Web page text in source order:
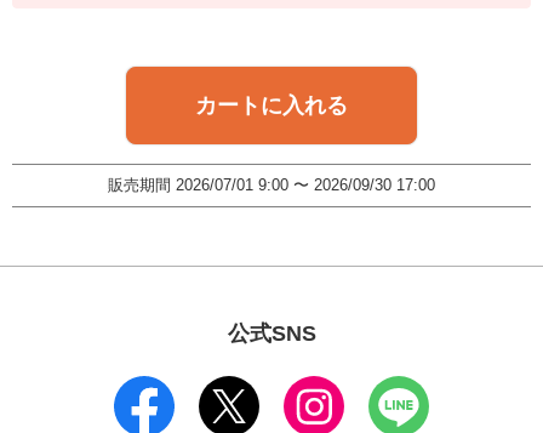
カートに入れる
販売期間 2026/07/01 9:00 〜 2026/09/30 17:00
公式SNS